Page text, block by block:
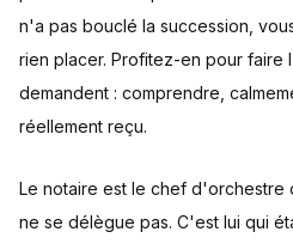
n'a pas bouclé la succession,
rien placer. Profitez-en pour faire
demandent : comprendre,
réellement reçu.
Le notaire est le chef d'orchestre
ne se délègue pas. C'est lui qui